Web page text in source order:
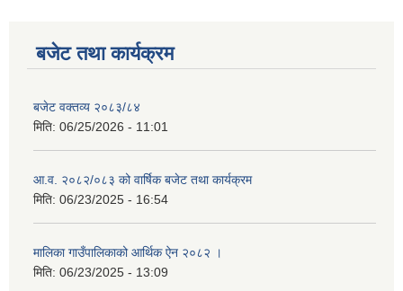
बजेट तथा कार्यक्रम
बजेट वक्तव्य २०८३/८४
मिति: 06/25/2026 - 11:01
आ.व. २०८२/०८३ को वार्षिक बजेट तथा कार्यक्रम
मिति: 06/23/2025 - 16:54
मालिका गाउँपालिकाको आर्थिक ऐन २०८२ ।
मिति: 06/23/2025 - 13:09